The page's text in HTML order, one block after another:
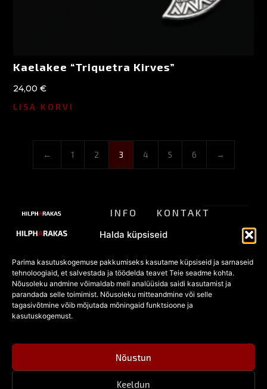
Halda küpsiseid
Parima kasutuskogemuse pakkumiseks kasutame küpsiseid ja sarnaseid
tehnoloogiaid, et salvestada ja töödelda teavet Teie seadme kohta.
Nõusoleku andmine võimaldab meil analüüsida saidi kasutamist ja
parandada selle toimimist. Nõusoleku mitteandmine või selle
tagasivõtmine võib mõjutada mõningaid funktsioone ja
kasutuskogemust.
Nõustun
Keeldun
Kaelakee “Triquetra Kirves”
24,00€
LISA KORVI
← 1 2 3 4 5 6 →
POOD
Eesti
vanim
alternatiivmoe
pood
alates
rokkstiili
POOD
Kõik
INFO
Meist
KKK
KONTAKT
pood@hilpharakas.ee
5182136
Facebook
Hilpharakas.
Privaatsu
Müügitingi
mused